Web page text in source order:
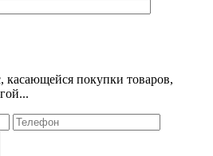
касающейся покупки товаров,